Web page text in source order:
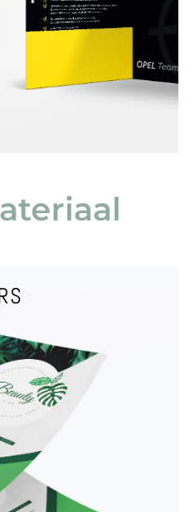
of dubbelzijdig, in kleur of
afgewerkt met mat- of